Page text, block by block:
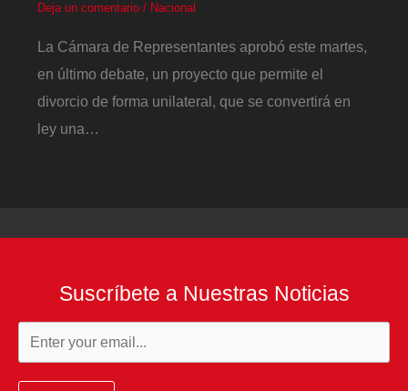
Deja un comentario / Nacional
La Cámara de Representantes aprobó este martes,
en último debate, un proyecto que permite el
divorcio de forma unilateral, que se convertirá en
ley una…
Suscríbete a Nuestras Noticias